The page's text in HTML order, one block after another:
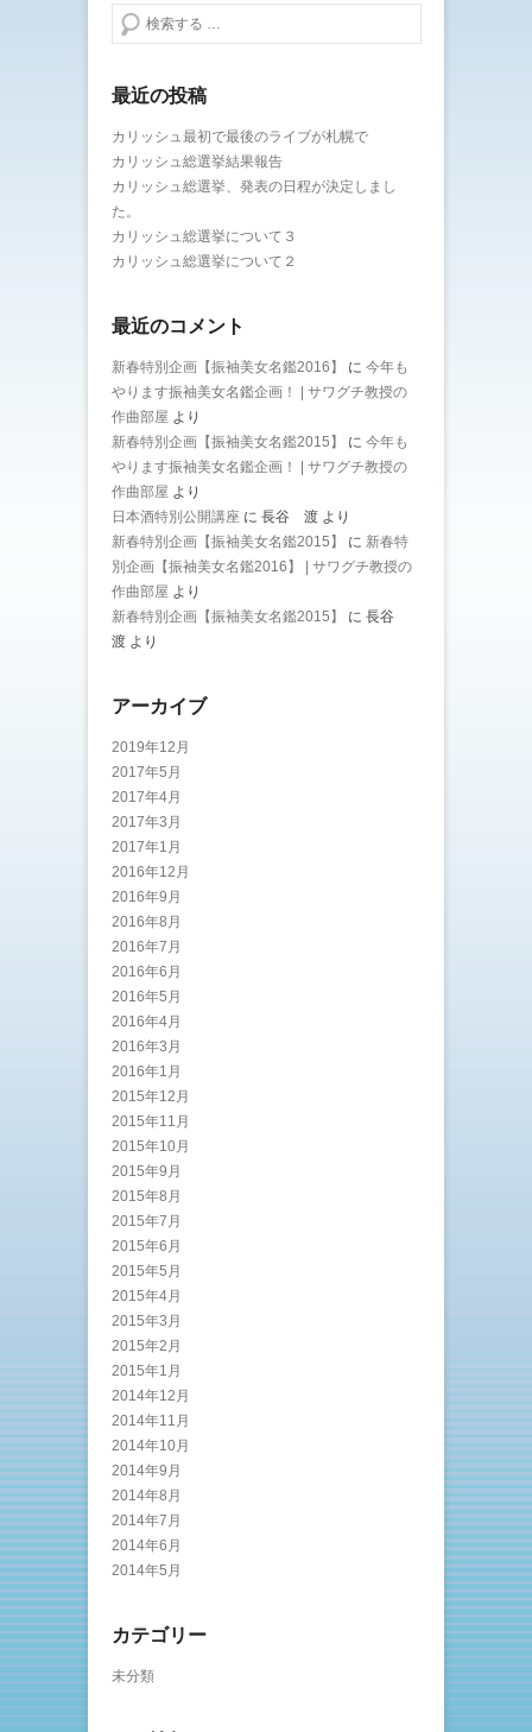
検索する
最近の投稿
カリッシュ最初で最後のライブが札幌で
カリッシュ総選挙結果報告
カリッシュ総選挙、発表の日程が決定しまし
た。
カリッシュ総選挙について３
カリッシュ総選挙について２
最近のコメント
新春特別企画【振袖美女名鑑2016】 に 今年も
やります振袖美女名鑑企画！ | サワグチ教授の
作曲部屋 より
新春特別企画【振袖美女名鑑2015】
に 今年も
やります振袖美女名鑑企画！ | サワグチ教授の
作曲部屋 より
日本酒特別公開講座 に 長谷 渡 より
新春特別企画【振袖美女名鑑2015】
に 新春特
別企画【振袖美女名鑑2016】 | サワグチ教授の
作曲部屋 より
新春特別企画【振袖美女名鑑2015】
に 長谷
渡 より
アーカイブ
2019年12月
2017年5月
2017年4月
2017年3月
2017年1月
2016年12月
2016年9月
2016年8月
2016年7月
2016年6月
2016年5月
2016年4月
2016年3月
2016年1月
2015年12月
2015年11月
2015年10月
2015年9月
2015年8月
2015年7月
2015年6月
2015年5月
2015年4月
2015年3月
2015年2月
2015年1月
2014年12月
2014年11月
2014年10月
2014年9月
2014年8月
2014年7月
2014年6月
2014年5月
カテゴリー
未分類